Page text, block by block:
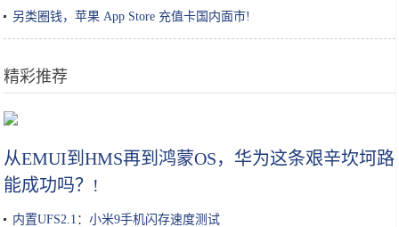
另类圈钱，苹果 App Store 充值卡国内面市!
精彩推荐
从EMUI到HMS再到鸿蒙OS，华为这条艰辛坎坷路
能成功吗？!
内置UFS2.1：小米9手机闪存速度测试